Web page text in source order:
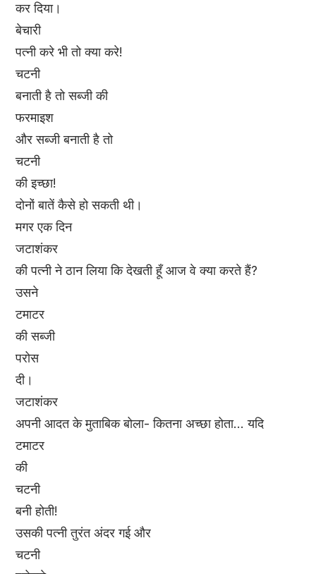
कर दिया।
बेचारी
पत्नी करे भी तो क्या करे!
चटनी
बनाती है तो सब्जी की
फरमाइश
और सब्जी बनाती है तो
चटनी
की इच्छा!
दोनों बातें कैसे हो सकती थी।
मगर एक दिन
जटाशंकर
की पत्नी ने ठान लिया कि देखती हूँ आज वे क्या करते हैं?
उसने
टमाटर
की सब्जी
परोस
दी।
जटाशंकर
अपनी आदत के मुताबिक बोला- कितना अच्छा होता... यदि
टमाटर
की
चटनी
बनी होती!
उसकी पत्नी तुरंत अंदर गई और
चटनी